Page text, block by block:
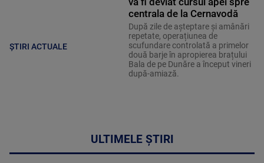
ȘTIRI ACTUALE
centrala de la Cernavodă
După zile de așteptare și amânări
repetate, operațiunea de
scufundare controlată a primelor
două barje în apropierea brațului
Bala de pe Dunăre a început vineri
după-amiază.
ULTIMELE ȘTIRI